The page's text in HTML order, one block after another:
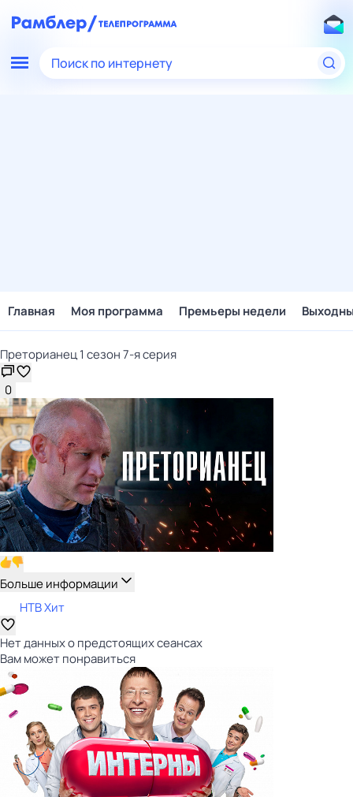
Поиск по интернету
Главная Моя программа Премьеры недели
Преторианец 1 сезон 7-я серия
0
Больше информации
НТВ Хит
Нет данных о предстоящих сеансах
Вам может понравиться